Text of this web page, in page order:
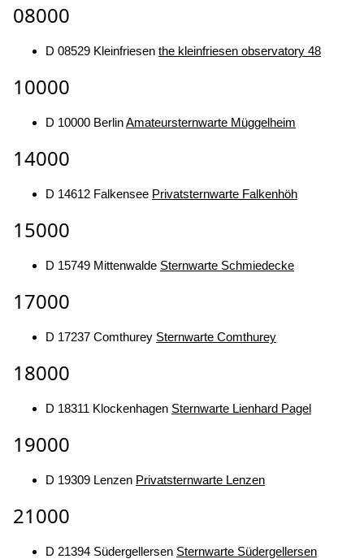
08000
D 08529 Kleinfriesen the kleinfriesen observatory 48
10000
D 10000 BerlinAmateursternwarte Müggelheim
14000
D 14612 Falkensee Privatsternwarte Falkenhöh
15000
D 15749 Mittenwalde Sternwarte Schmiedecke
17000
D 17237 Comthurey Sternwarte Comthurey
18000
D 18311 Klockenhagen Sternwarte Lienhard Pagel
19000
D 19309 Lenzen Privatsternwarte Lenzen
21000
D 21394 Südergellersen Sternwarte Südergellersen